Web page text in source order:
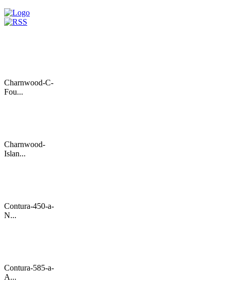
Charnwood-C-
Fou...
Charnwood-
Islan...
Contura-450-a-
N...
Contura-585-a-
A...